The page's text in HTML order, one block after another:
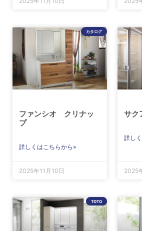
カタログ
ファンシオ クリナッ
プ
詳しくはこちらから»
2025年11月10日
サ
詳し
2025
TOTO